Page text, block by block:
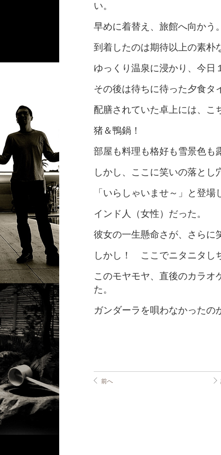
い。
早めに着替え、旅館へ向かう
到着したのは期待以上の素朴
ゆっくり温泉に浸かり、今日
その後は待ちに待った夕食タ
配膳されていた卓上には、こ
猪＆鴨鍋！
部屋も料理も格好も雪景色も
しかし、ここに笑いの落とし
「いらしゃいませ～」と登場
インド人（女性）だった。
彼女の一生懸命さが、さらに
しかし！ ここでニタニタし
このモヤモヤ、直後のカラオ
た。
ガンダーラを唄わなかったの
前へ